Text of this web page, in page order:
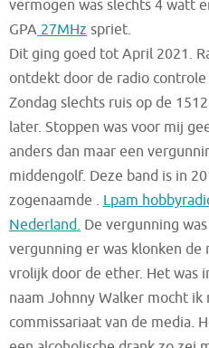
vermogen was slechts 4 watt
GPA 27MHz spriet.
Dit ging goed tot April 2021.
ontdekt door de radio
Zondag slechts ruis op de
later. Stoppen was voor mij
anders dan maar een
middengolf. Deze band is in
zogenaamde . Lpam
Nederland. De vergunning
vergunning er was klonken
vrolijk door de ether. Het was
naam Johnny Walker mocht
commissariaat van de media.